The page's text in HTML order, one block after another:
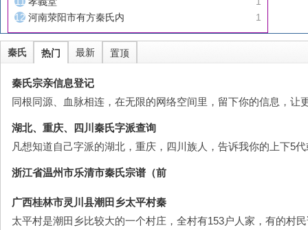
1
河南荥阳市有方秦氏内
秦氏 热门 最新 置顶
秦氏宗亲信息登记
同根同源、血脉相连，在无限的网络空间里，留下你的信息，
湖北、重庆、四川秦氏字派查询
凡想知道自己字派的湖北，重庆，四川族人，告诉我你的上下5
浙江省温州市乐清市秦氏宗谱（前
广西桂林市灵川县潮田乡太平村秦
太平村是潮田乡比较大的一个村庄，全村有153户人家，有的村